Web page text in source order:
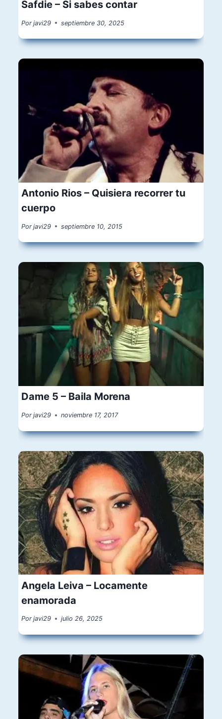
Safdie – Si sabes contar
Por javi29 septiembre 30, 2025
Antonio Rios – Quisiera recorrer tu
cuerpo
Por javi29 septiembre 10, 2015
Dame 5 – Baila Morena
Por javi29 noviembre 17, 2017
Angela Leiva – Locamente
enamorada
Por javi29 julio 26, 2025